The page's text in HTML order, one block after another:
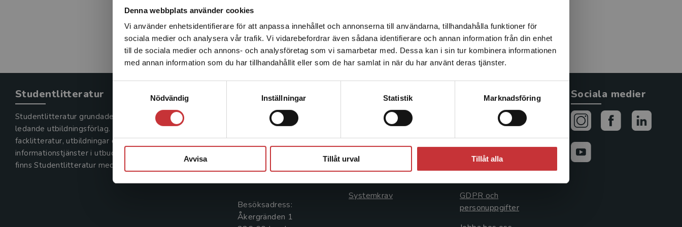
Denna webbplats använder cookies
Vi använder enhetsidentifierare för att anpassa innehållet och annonserna till användarna, tillhandahålla funktioner för
sociala medier och analysera vår trafik. Vi vidarebefordrar även sådana identifierare och annan information från din enhet
till de sociala medier och annons- och analysföretag som vi samarbetar med. Dessa kan i sin tur kombinera informationen
med annan information som du har tillhandahållit eller som de har samlat in när du har använt deras tjänster.
Nödvändig
Inställningar Statistik Marknadsföring
Avvisa Tillåt urval Tillåt alla
Det verkar som att du besöker studentlitteratur.se via en
enhet utanför Sverige. Vi erbjuder inte leveranser utanför
Sverige. För att kunna slutföra ett köp måste
leveransadressen vara i Sverige.Läs mer
Studentlitteratur
Studentlitteratur grundades 1963 och är idag Sveriges
ledande utbildningsförlag. Med läromedel, kurslitteratur,
facklitteratur, utbildningar och digitala
informationstjänster i utbudet,
finns Studentlitteratur med längs hela kunskapsresan.
Kontakta oss
Kontakta oss
046-31 20 00
Box 141
221 00 Lund
Besöksadress:
Åkergränden 1
Kundservice
Kontakta kundservice
046-31 21 00
Frågor och svar
Systemkrav
Allmänna länkar
Avtal och rättigheter
Cookies
GDPR och
personuppgifter
Sociala medier